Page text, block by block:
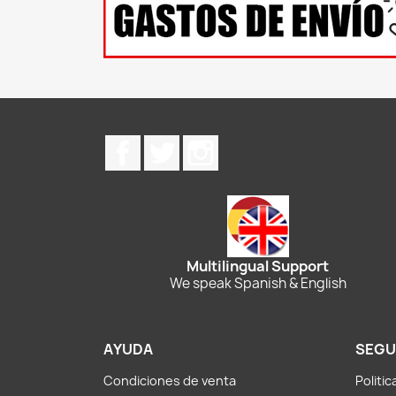
Multilingual Support
We speak Spanish & English
AYUDA
Condiciones de venta